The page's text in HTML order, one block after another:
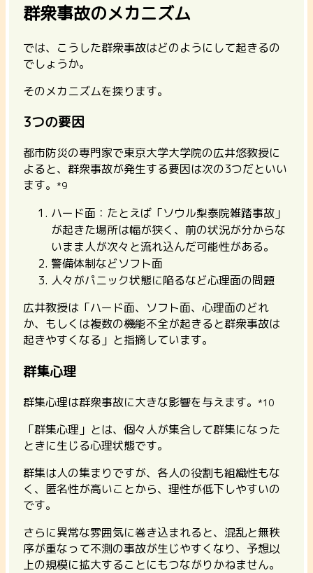
群衆事故のメカニズム
では、こうした群衆事故はどのようにして起きるの
でしょうか。
そのメカニズムを探ります。
3つの要因
都市防災の専門家で東京大学大学院の広井悠教授に
よると、群衆事故が発生する要因は次の3つだといい
ます。 *9
ハード面：たとえば「ソウル梨泰院雑踏事故」
が起きた場所は幅が狭く、前の状況が分からな
いまま人が次々と流れ込んだ可能性がある。
警備体制などソフト面
人々がパニック状態に陥るなど心理面の問題
広井教授は「ハード面、ソフト面、心理面のどれ
か、もしくは複数の機能不全が起きると群衆事故は
起きやすくなる」と指摘しています。
群集心理
群集心理は群衆事故に大きな影響を与えます。 *10
「群集心理」とは、個々人が集合して群集になった
ときに生じる心理状態です。
群集は人の集まりですが、各人の役割も組織性もな
く、匿名性が高いことから、理性が低下しやすいの
です。
さらに異常な雰囲気に巻き込まれると、混乱と無秩
序が重なって不測の事故が生じやすくなり、予想以
上の規模に拡大することにもつながりかねません。